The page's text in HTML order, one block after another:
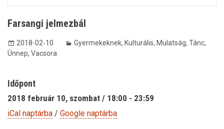
Farsangi jelmezbál
2018-02-10 Gyermekeknek, Kulturális, Mulatság, Tánc,
Ünnep, Vacsora
Időpont
2018 február 10, szombat / 18:00 - 23:59
iCal naptárba / Google naptárba